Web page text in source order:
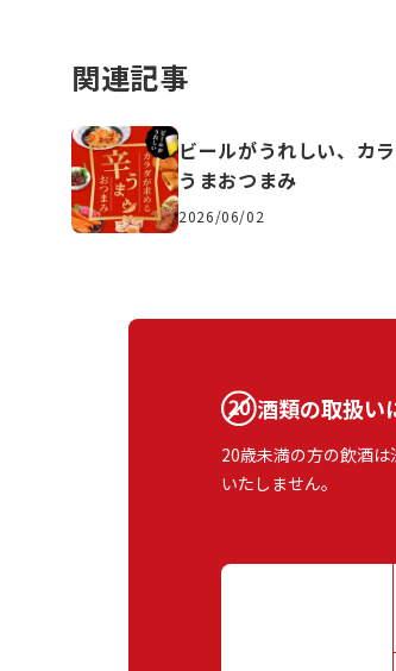
関連記事
ビールがうれしい、カ
うまおつまみ
2026/06/02
酒類の取扱い
20歳未満の方の飲酒
いたしません。